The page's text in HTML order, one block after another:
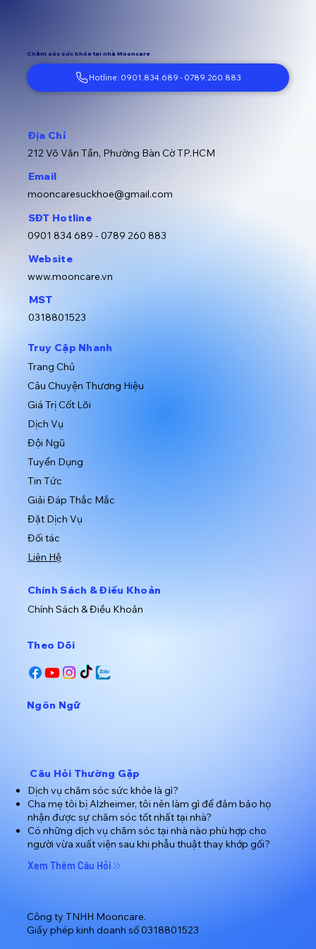
​Ngôn Ngữ
Chăm sóc sức khỏe tại nhà Mooncare
Hotline: 0901.834.689 - 0789.260.883
​Theo Dõi
Địa Chỉ
212 Võ Văn Tần, Phường Bàn Cờ TP.HCM
Email
mooncaresuckhoe@gmail.com
SĐT Hotline
0901 834 689 -0789 260 883
Website
www.mooncare.vn
MST
0318801523
​Truy Cập Nhanh
​Trang Chủ
​Câu Chuyện Thương Hiệu
Giá Trị Cốt Lõi
Dịch Vụ
​Đội Ngũ
Tin Tức
​Đối tác
​Tuyển Dụng
Giải Đáp Thắc Mắc
​Đặt Dịch Vụ
Liên Hệ
​Chính Sách & Điều Khoản
​Chính Sách & Điều Khoản
Công ty TNHH Mooncare.
​Giấy phép kinh doanh số 0318801523
Câu Hỏi Thường Gặp
Dịch vụ chăm sóc sức khỏe là gì?
Cha mẹ tôi bị Alzheimer, tôi nên làm gì để đảm bảo họ
nhận được sự chăm sóc tốt nhất tại nhà?
Có những dịch vụ chăm sóc tại nhà nào phù hợp cho
người vừa xuất viện sau khi phẫu thuật thay khớp gối?
Xem Thêm Câu Hỏi